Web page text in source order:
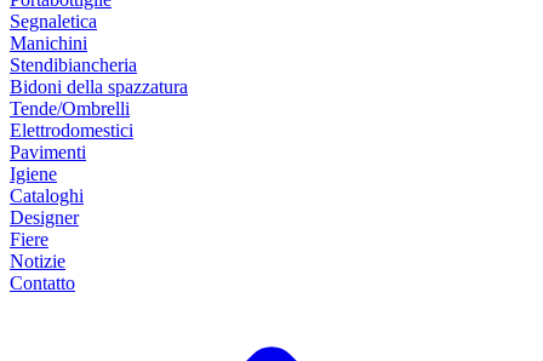
Segnaletica
Manichini
Stendibiancheria
Bidoni della spazzatura
Tende/Ombrelli
Elettrodomestici
Pavimenti
Igiene
Cataloghi
Designer
Fiere
Notizie
Contatto